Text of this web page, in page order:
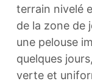
terrain nivelé
de la zone de
une pelouse
quelques
verte et